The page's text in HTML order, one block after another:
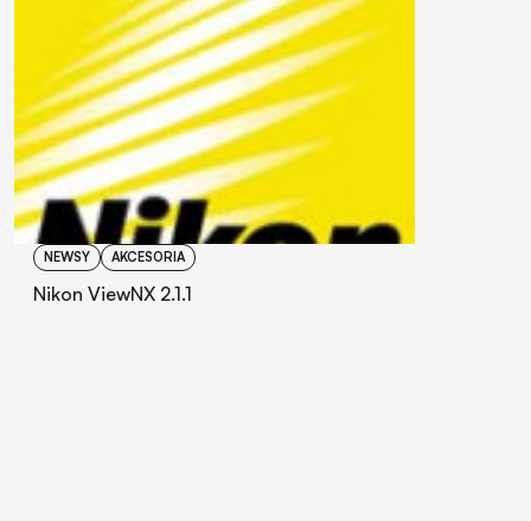
NEWSY AKCESORIA
Nikon ViewNX 2.1.1